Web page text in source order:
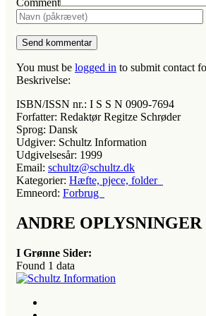
Comment
You must be logged in to submit contact
Beskrivelse:
ISBN/ISSN nr.: I S S N 0909-7694
Forfatter: Redaktør Regitze Schrøder
Sprog: Dansk
Udgiver: Schultz Information
Udgivelsesår: 1999
Email: schultz@schultz.dk
Kategorier: Hæfte, pjece, folder
Emneord: Forbrug
ANDRE
I Grønne Sider:
Found 1 data